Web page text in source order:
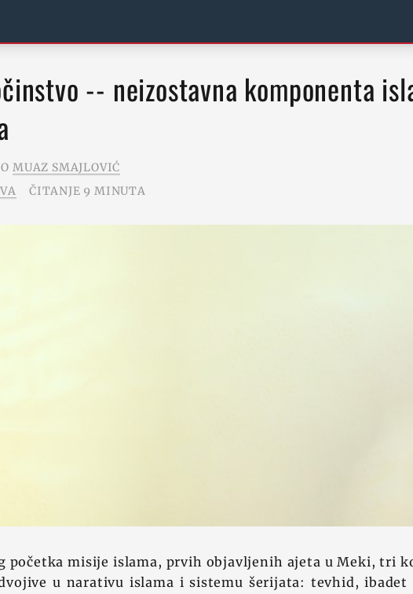
MUAZ SMAJLOVIĆ
ČITANJE 9 MINUTA
početka misije islama, prvih objavljenih ajeta u Meki, tri
u narativu islama i sistemu šerijata: tevhid, ibadet